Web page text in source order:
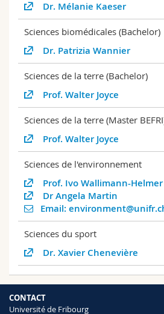
Dr. Mélanie Kaeser
Sciences biomédicales (Bachelor)
Dr. Patrizia Wannier
Sciences de la terre (Bachelor)
Prof. Walter Joyce
Sciences de la terre (Master
Prof. Walter Joyce
Sciences de l'environnement
Prof. Ivo Wallimann-Helmer
Dr Angela Martin
Email:
Sciences du sport
Dr. Xavier Chenevière
CONTACT
Université de Fribourg